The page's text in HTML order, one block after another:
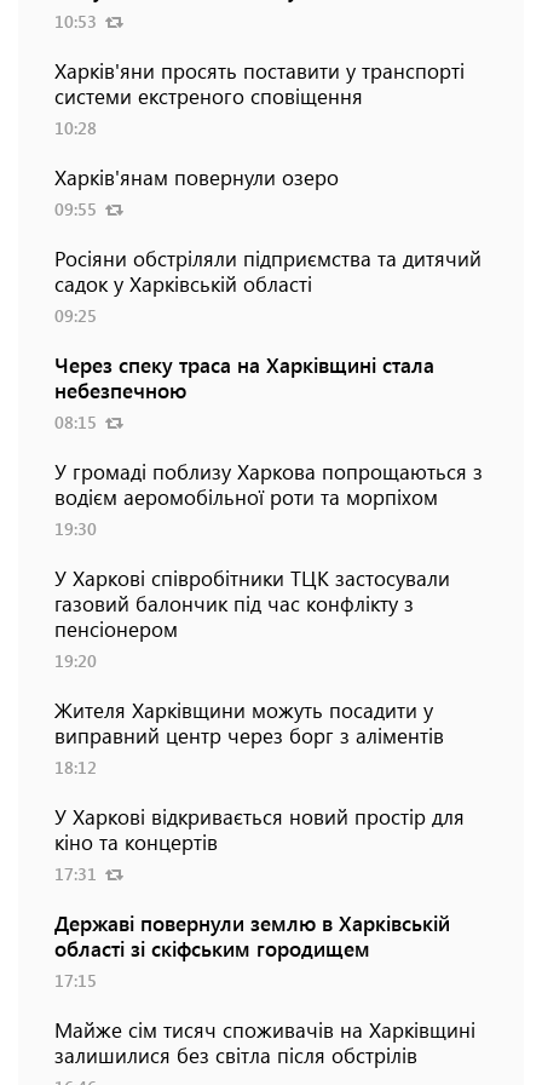
10:53
Харків'яни просять поставити у транспорті
системи екстреного сповіщення
10:28
Харків'янам повернули озеро
09:55
Росіяни обстріляли підприємства та дитячий
садок у Харківській області
09:25
Через спеку траса на Харківщині стала
небезпечною
08:15
У громаді поблизу Харкова попрощаються з
водієм аеромобільної роти та морпіхом
19:30
У Харкові співробітники ТЦК застосували
газовий балончик під час конфлікту з
пенсіонером
19:20
Жителя Харківщини можуть посадити у
виправний центр через борг з аліментів
18:12
У Харкові відкривається новий простір для
кіно та концертів
17:31
Державі повернули землю в Харківській
області зі скіфським городищем
17:15
Майже сім тисяч споживачів на Харківщині
залишилися без світла після обстрілів